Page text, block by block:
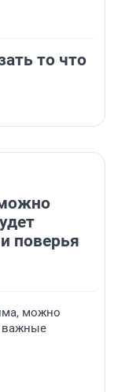
то что
поверья
можно
важные